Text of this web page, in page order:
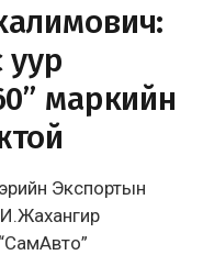
уур
маркийн
Экспортын
И.Жахангир